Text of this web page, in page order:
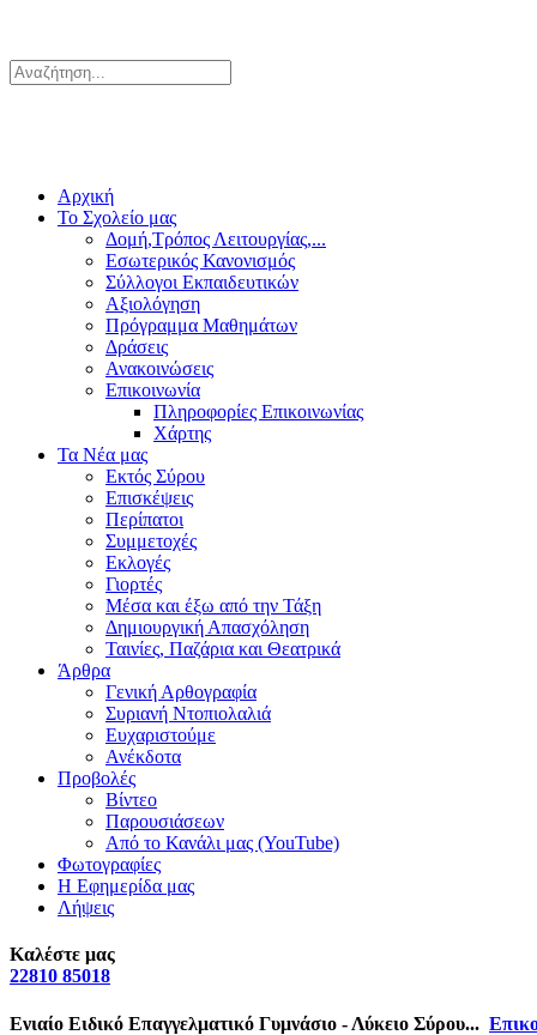
Αρχική
Το Σχολείο μας
Δομή,Τρόπος Λειτουργίας,...
Εσωτερικός Κανονισμός
Σύλλογοι Εκπαιδευτικών
Αξιολόγηση
Πρόγραμμα Μαθημάτων
Δράσεις
Ανακοινώσεις
Επικοινωνία
Πληροφορίες Επικοινωνίας
Χάρτης
Τα Νέα μας
Εκτός Σύρου
Επισκέψεις
Περίπατοι
Συμμετοχές
Εκλογές
Γιορτές
Μέσα και έξω από την Τάξη
Δημιουργική Απασχόληση
Ταινίες, Παζάρια και Θεατρικά
Άρθρα
Γενική Αρθογραφία
Συριανή Ντοπιολαλιά
Ευχαριστούμε
Ανέκδοτα
Προβολές
Βίντεο
Παρουσιάσεων
Από το Κανάλι μας (YouTube)
Φωτογραφίες
Η Εφημερίδα μας
Λήψεις
Καλέστε μας
22810 85018
Ενιαίο Ειδικό Επαγγελματικό Γυμνάσιο - Λύκειο Σύρου...